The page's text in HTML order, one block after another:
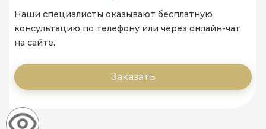
Наши специалисты оказывают бесплатную
консультацию по телефону или через онлайн-чат
на сайте.
Заказать